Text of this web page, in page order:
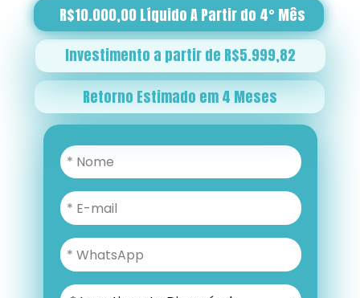
R$10.000,00 Líquido A Partir do 4° Mês
Retorno Estimado em 4 Meses
Investimento a partir de R$5.999,82